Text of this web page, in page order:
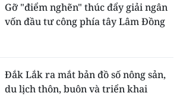
Gỡ "điểm nghẽn" thúc đẩy giải ngân
vốn đầu tư công phía tây Lâm Đồng
Đắk Lắk ra mắt bản đồ số nông sản,
du lịch thôn, buôn và triển khai